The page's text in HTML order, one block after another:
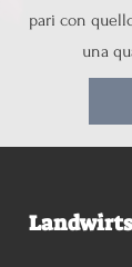
pari con
una